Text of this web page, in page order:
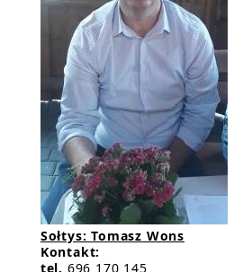
Sołtys: Tomasz Wons
Kontakt:
tel. 696 170 145